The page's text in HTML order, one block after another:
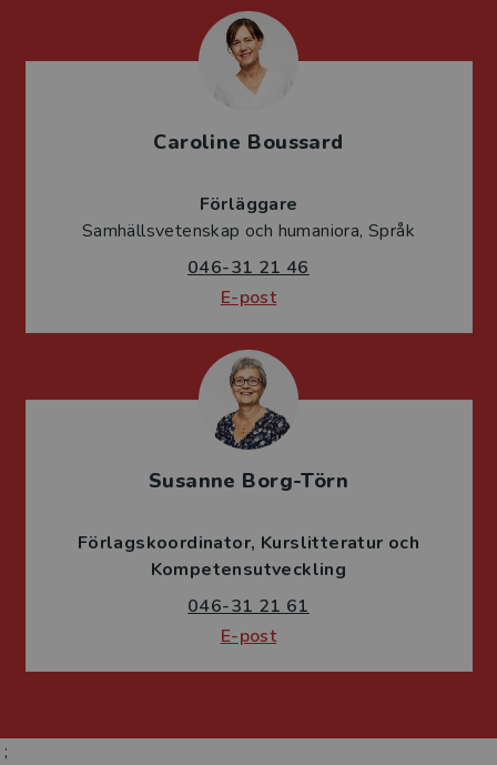
Caroline Boussard
Förläggare
Samhällsvetenskap och humaniora, Språk
046-31 21 46
E-post
Susanne Borg-Törn
Förlagskoordinator Kurslitteratur och
Kompetensutveckling
046-31 21 61
E-post
;